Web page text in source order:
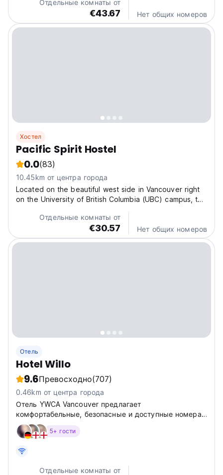
Отдельные комнаты от
€43.67 Нет общих номеров
Хостел
Pacific Spirit Hostel
0.0(83)
10.45km от центра города
Located on the beautiful west side in Vancouver right
on the University of British Columbia (UBC) campus, the
accommodations to anyone visiting Vancouver. The
hostel provides clean, affordable and secure rooms
at...
Отдельные комнаты от
€30.57 Нет общих номеров
Отель
Hotel Willo
9.6Превосходно(707)
0.46km от центра города
Отель YWCA Vancouver предлагает
комфортабельные, безопасные и доступные номера
на любой бюджет, расположенные рядом с
достопримечательностями и оснащенные такими
гостевая кухня, беспроводной доступ в Интернет...
5+ гости
Отдельные комнаты от